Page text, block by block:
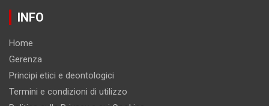
INFO
Home
Gerenza
Principi etici e deontologici
Termini e condizioni di utilizzo